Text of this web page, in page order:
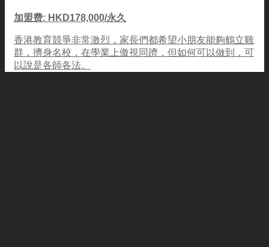
加盟费: HKD178,000/永久
香港教育競爭非常激烈，家長們都希望小朋友能夠鶴立雞
群，擠身名校，在學業上傲視同躋，但如何可以做到，可
以說是各師各法。